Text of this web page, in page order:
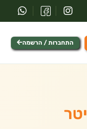
התחברות / הרשמה